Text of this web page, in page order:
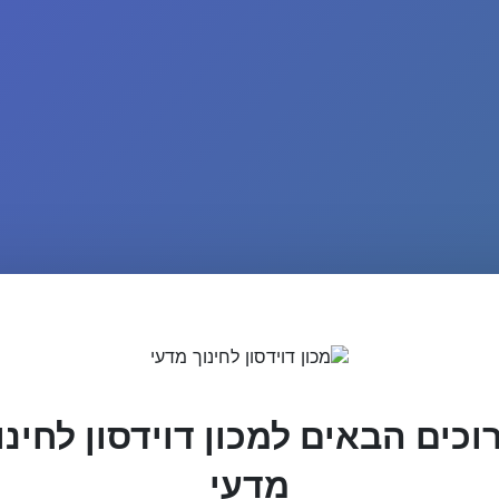
הבאים למכון דוידסון
מדעי